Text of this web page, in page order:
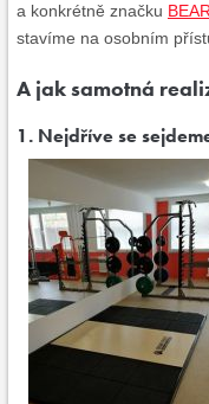
a konkrétně značku
stavíme na osobním
A jak samotná
1. Nejdříve se